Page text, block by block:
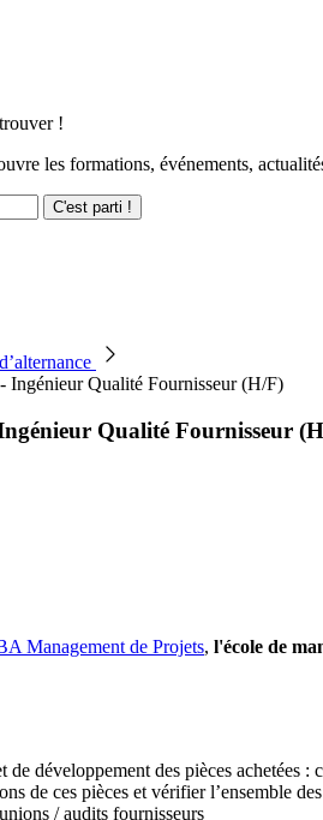
!
les formations, événements,
C'est parti !
Qualité Fournisseur (H/F)
Qualité Fournisseur
Management de Projets, l'école de
de développement des pièces achetées
de ces pièces et vérifier l’ensemble
/ audits fournisseurs